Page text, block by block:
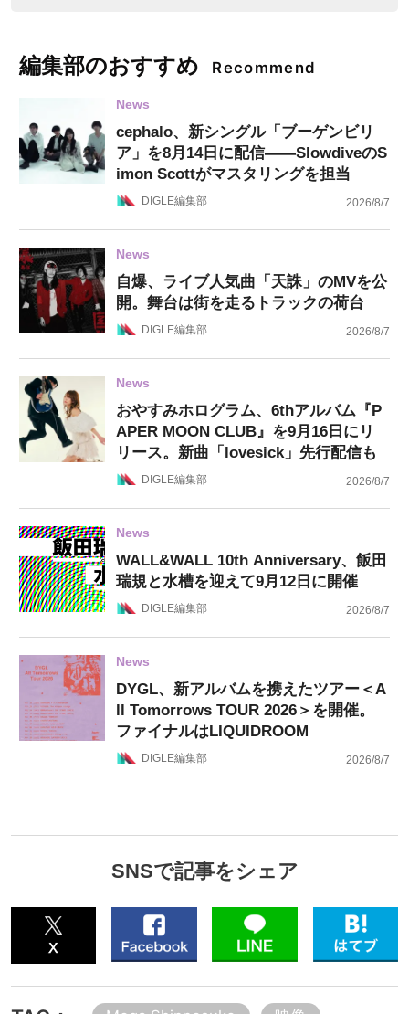
編集部のおすすめ Recommend
News
cephalo、新シングル「ブーゲンビリ
ア」を8月14日に配信——SlowdiveのS
imon Scottがマスタリングを担当
DIGLE編集部 2026/8/7
News
自爆、ライブ人気曲「天誅」のMVを公
開。舞台は街を走るトラックの荷台
DIGLE編集部 2026/8/7
News
おやすみホログラム、6thアルバム『P
APER MOON CLUB』を9月16日にリ
リース。新曲「lovesick」先行配信も
DIGLE編集部 2026/8/7
News
WALL&WALL 10th Anniversary、飯田
瑞規と水槽を迎えて9月12日に開催
DIGLE編集部 2026/8/7
News
DYGL、新アルバムを携えたツアー＜A
ll Tomorrows TOUR 2026＞を開催。
ファイナルはLIQUIDROOM
DIGLE編集部 2026/8/7
SNSで記事をシェア